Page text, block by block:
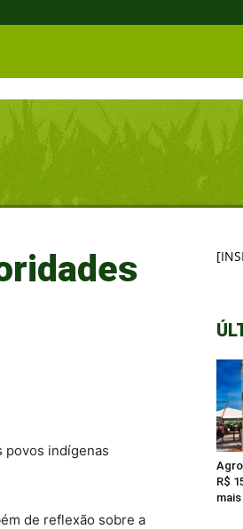
povos indígenas
de reflexão sobre a
R$